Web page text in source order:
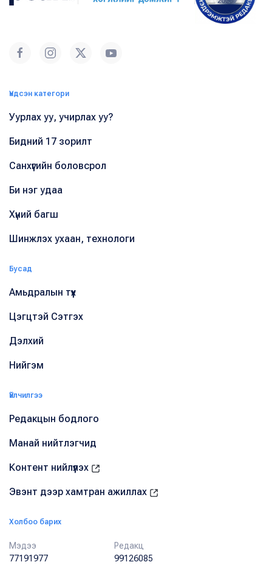
Үндсэн категори
Уурлах уу, учирлах уу?
Бидний 17 зорилт
Санхүүгийн боловсрол
Би нэг удаа
Хүний багш
Шинжлэх ухаан, технологи
Бусад
Амьдралын түүх
Цэгцтэй Сэтгэх
Дэлхий
Нийгэм
Үйлчилгээ
Редакцын бодлого
Манай нийтлэгчид
Контент нийлүүлэх
Эвэнт дээр хамтран ажиллах
Холбоо барих
Мэдээ
77191977
Редакц
99126085